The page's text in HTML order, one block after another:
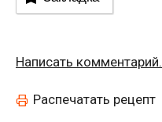
Написать комментарий.
Распечатать рецепт